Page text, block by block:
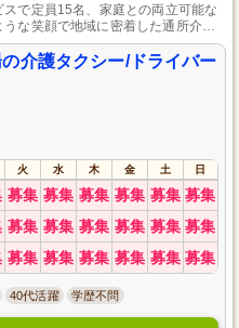
スで定員15名、家庭との両立可能な
な笑顔で地域に密着した通所介
験者もスタート可能です。
介護タクシー/ドライバー
火 水 木 金 土 日
募集 募集 募集 募集 募集 募集
募集 募集 募集 募集 募集 募集
募集 募集 募集 募集 募集 募集
40代活躍 学歴不問